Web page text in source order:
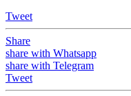
Tweet
Share
share with Whatsapp
share with Telegram
Tweet